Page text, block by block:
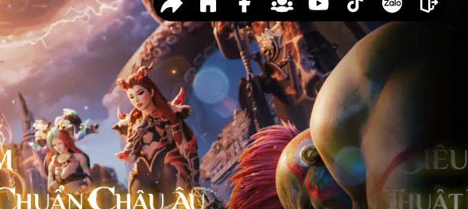
Mật Mã Gaia
Đấu Trường Kỳ
Lạ
Liên Minh Chiến
Hạm: Tam Cực